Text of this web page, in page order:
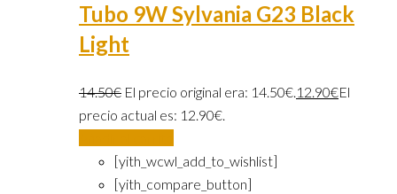
Tubo 9W Sylvania G23 Black
Light
14.50€ El precio original era: 14.50€.12.90€El
precio actual es: 12.90€.
[yith_wcwl_add_to_wishlist]
[yith_compare_button]